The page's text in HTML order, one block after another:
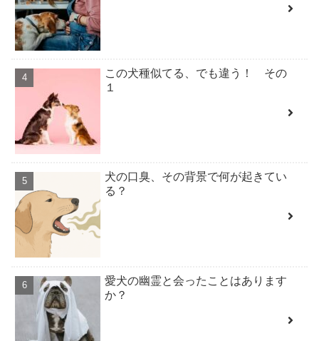
この犬種似てる、でも違う！ その
１
犬の口臭、その背景で何が起きてい
る？
愛犬の幽霊と会ったことはあります
か？